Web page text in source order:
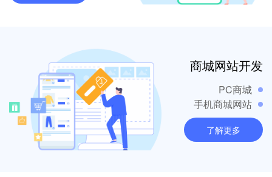
商城网站开发
PC商城
手机商城网站
了解更多